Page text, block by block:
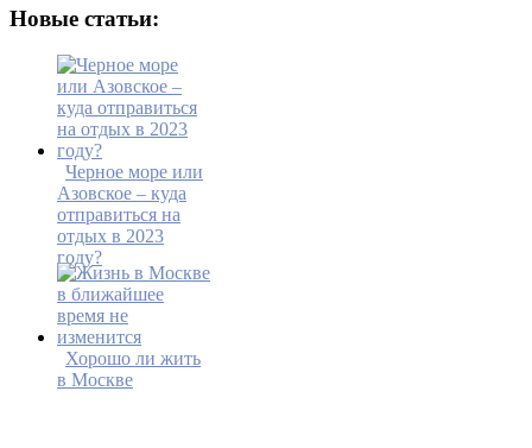
Новые статьи:
Черное море или
Азовское – куда
отправиться на
отдых в 2023
году?
Хорошо ли жить
в Москве